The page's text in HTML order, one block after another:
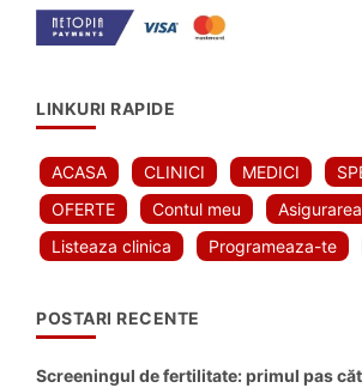
LINKURI RAPIDE
ACASA CLINICI MEDICI
OFERTE
Contul meu
Listeaza clinica
Programeaza-te
POSTARI RECENTE
Screeningul de fertilitate: primul pas